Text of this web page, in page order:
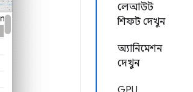
লেআউট
শিফট দেখুন
অ্যানিমেশন
দেখুন